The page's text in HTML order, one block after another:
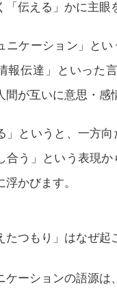
「伝える」かに主眼
ニケーション」と
報伝達」といった
間が互いに意思・感
」というと、一方
合う」という表現
浮かびます。
たつもり」はなぜ起
ケーションの語源は